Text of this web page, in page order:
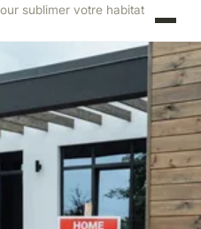
sublimer votre habitat